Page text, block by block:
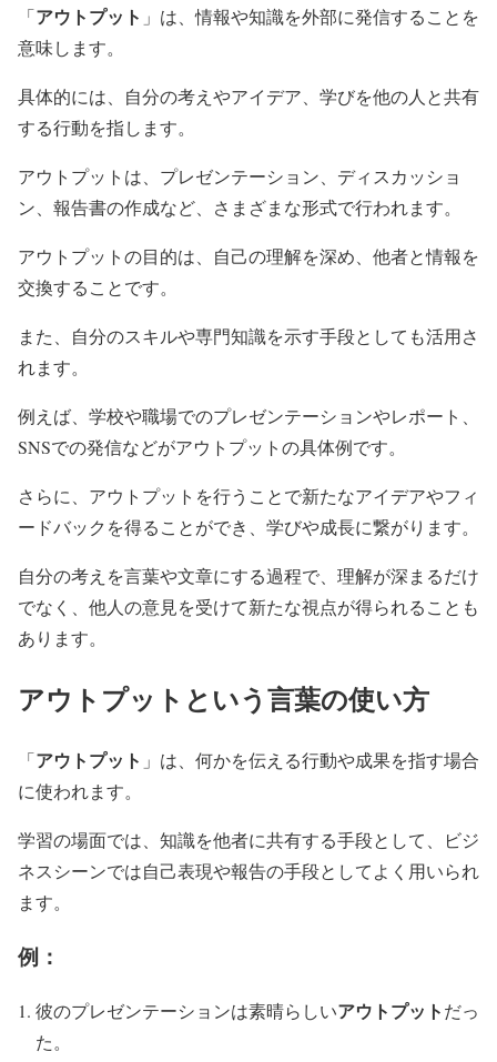
「アウトプット 」は、情報や知識を外部に発信することを
意味します。
具体的には、自分の考えやアイデア、学びを他の人と共有
する行動を指します。
アウトプットは、プレゼンテーション、ディスカッショ
ン、報告書の作成など、さまざまな形式で行われます。
アウトプットの目的は、自己の理解を深め、他者と情報を
交換することです。
また、自分のスキルや専門知識を示す手段としても活用さ
れます。
例えば、学校や職場でのプレゼンテーションやレポート、
SNSでの発信などがアウトプットの具体例です。
さらに、アウトプットを行うことで新たなアイデアやフィ
ードバックを得ることができ、学びや成長に繋がります。
自分の考えを言葉や文章にする過程で、理解が深まるだけ
でなく、他人の意見を受けて新たな視点が得られることも
あります。
アウトプット という言葉の使い方
「アウトプット 」は、何かを伝える行動や成果を指す場合
に使われます。
学習の場面では、知識を他者に共有する手段として、ビジ
ネスシーンでは自己表現や報告の手段としてよく用いられ
ます。
例：
彼のプレゼンテーションは素晴らしいアウトプットだっ
た。